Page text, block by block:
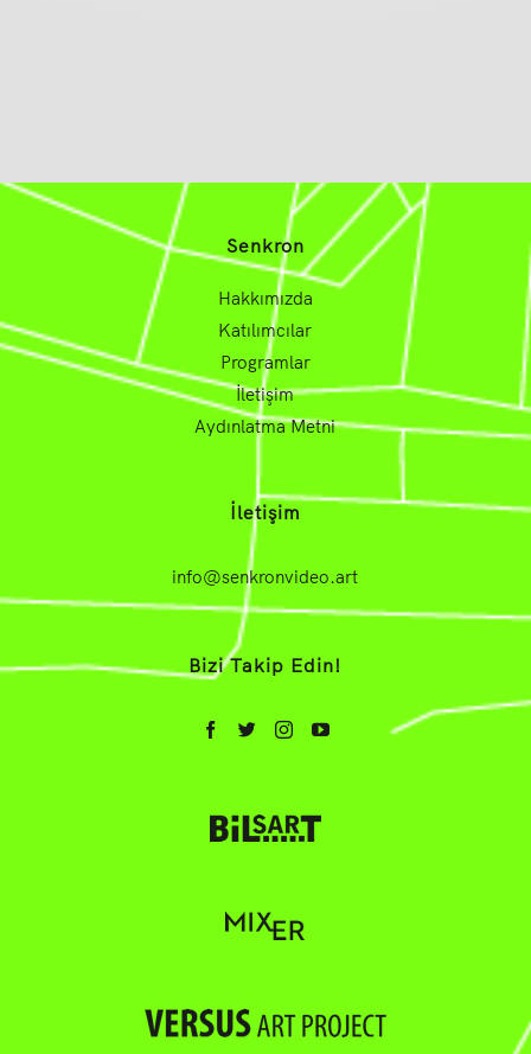
Senkron
Hakkımızda
Katılımcılar
Programlar
İletişim
Aydınlatma Metni
İletişim
info@senkronvideo.art
Bizi Takip Edin!